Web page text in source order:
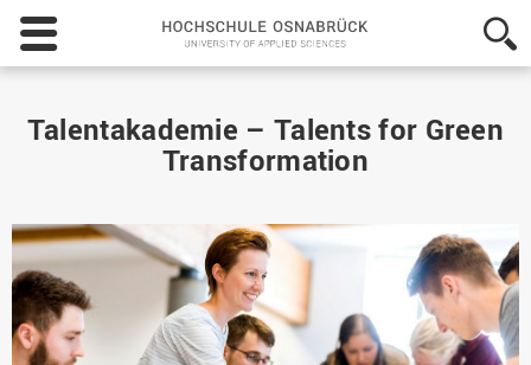
Hochschule
Osnabrück
-
of
Applied
Talentakademie – Talents for Green
Transformation